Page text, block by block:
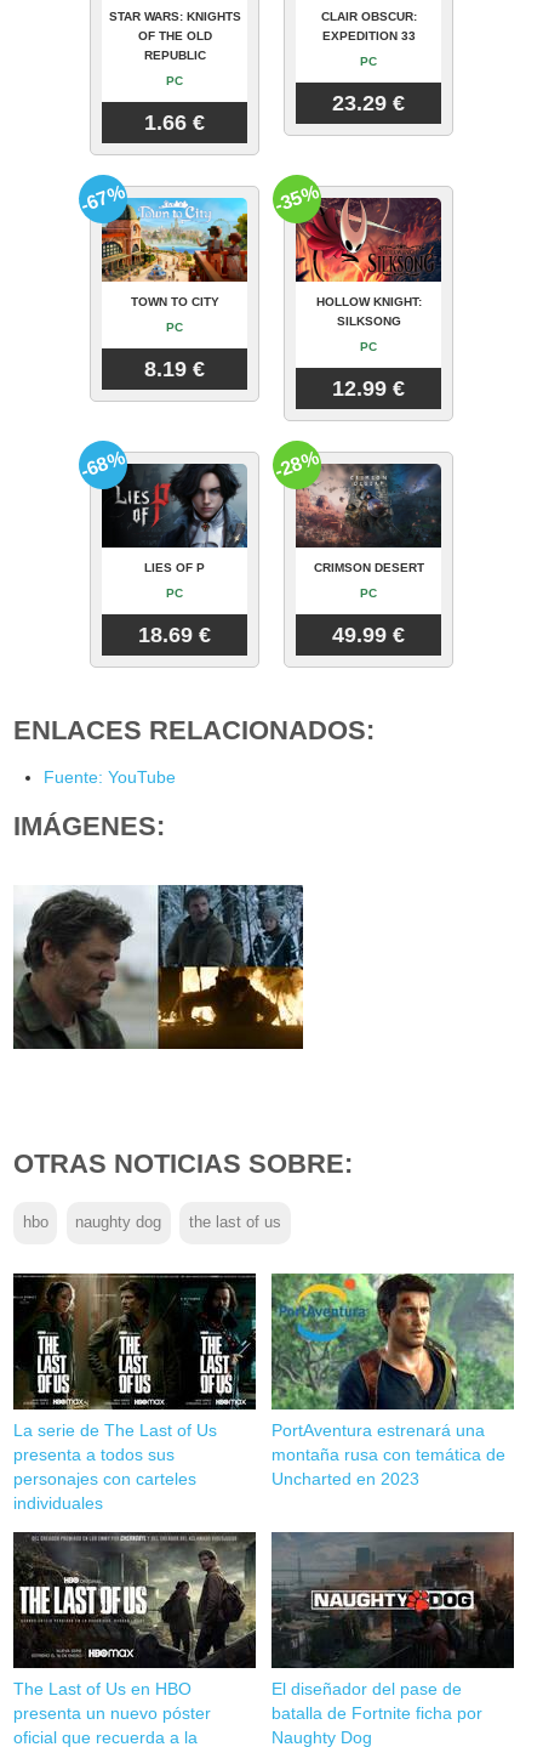
STAR WARS: KNIGHTS
OF THE OLD
REPUBLIC
PC
1.66 €
CLAIR OBSCUR:
EXPEDITION 33
PC
23.29 €
TOWN TO CITY
PC
8.19 €
-67%
HOLLOW KNIGHT:
SILKSONG
PC
12.99 €
-35%
LIES OF P
PC
18.69 €
-68%
CRIMSON DESERT
PC
49.99 €
-28%
ENLACES RELACIONADOS:
Fuente: YouTube
IMÁGENES:
OTRAS NOTICIAS SOBRE:
hbo naughty dog the last of us
La serie de The Last of Us
presenta a todos sus
personajes con carteles
individuales
PortAventura estrenará una
montaña rusa con temática de
Uncharted en 2023
The Last of Us en HBO
presenta un nuevo póster
oficial que recuerda a la
El diseñador del pase de
batalla de Fortnite ficha por
Naughty Dog